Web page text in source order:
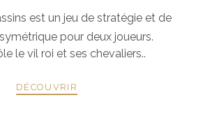
est un jeu de stratégie et de
pour deux joueurs.
le vil roi et ses chevaliers..
DÉCOUVRIR